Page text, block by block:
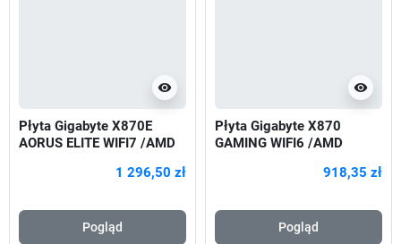
visibility
Płyta Gigabyte X870E
AORUS ELITE WIFI7 /AMD
1 296,50 zł
Pogląd
visibility
Płyta Gigabyte X870
GAMING WIFI6 /AMD
918,35 zł
Pogląd